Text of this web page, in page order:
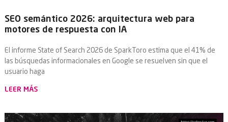
SEO semántico 2026: arquitectura web para
motores de respuesta con IA
El informe State of Search 2026 de SparkToro estima que el 41% de
las búsquedas informacionales en Google se resuelven sin que el
usuario haga
LEER MÁS